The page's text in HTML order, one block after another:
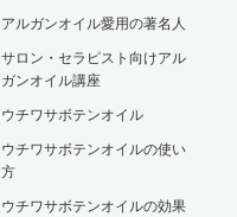
アルガンオイル愛用の著名人
サロン・セラピスト向けアル
ガンオイル講座
ウチワサボテンオイル
ウチワサボテンオイルの使い
方
ウチワサボテンオイルの効果